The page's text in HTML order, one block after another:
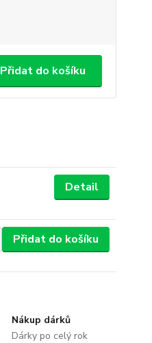
Přidat do košíku
Detail
Přidat do košíku
Nákup dárků
Dárky po celý rok